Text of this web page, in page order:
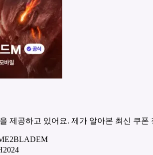
제공하고 있어요. 제가 알아본 최신 쿠폰